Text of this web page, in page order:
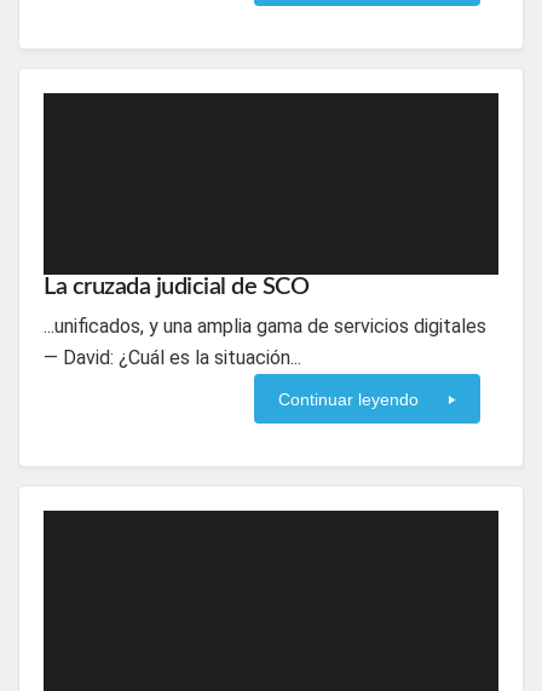
La cruzada judicial de SCO
...unificados, y una amplia gama de servicios digitales
— David: ¿Cuál es la situación...
Continuar leyendo